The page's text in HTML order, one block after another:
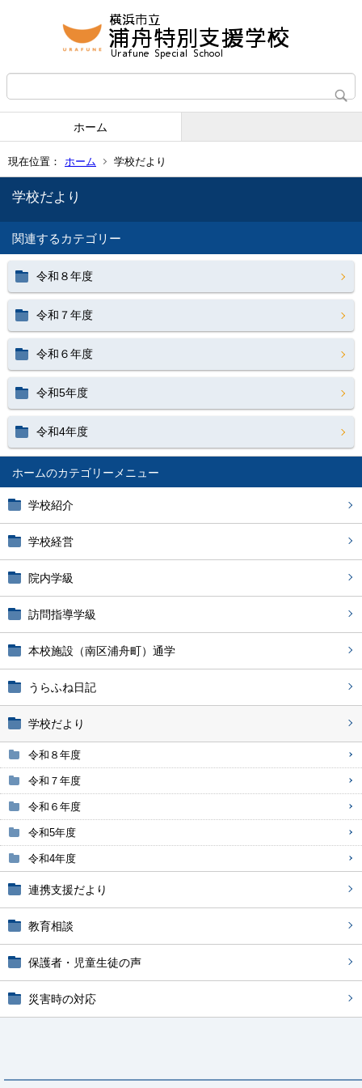
ホーム
現在位置： ホーム 学校だより
ホーム
学校紹介
学校経営
院内学級
訪問指導学級
本校施設（南区浦舟町）通学
うらふね日記
学校だより
令和８年度
令和７年度
令和６年度
令和5年度
令和4年度
連携支援だより
教育相談
保護者・児童生徒の声
災害時の対応
学校だより
関連するカテゴリー
令和８年度
令和７年度
令和６年度
令和5年度
令和4年度